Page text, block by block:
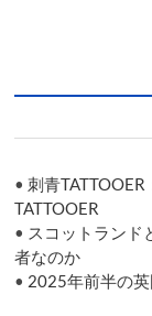
評
•刺青
TATTOOER
• スコットランド
者なのか
• 2025年前半の